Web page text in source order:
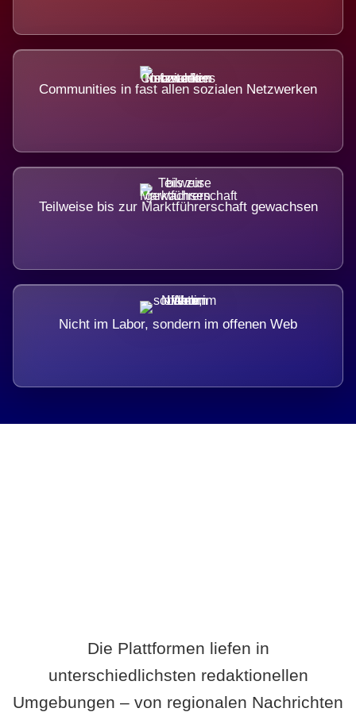
Communities in fast allen sozialen Netzwerken
Teilweise bis zur Marktführerschaft gewachsen
Nicht im Labor, sondern im offenen Web
Die Plattformen liefen in
unterschiedlichsten redaktionellen
Umgebungen – von regionalen Nachrichten